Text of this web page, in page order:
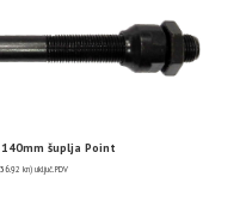
šuplja Point
kn) uključ. PDV